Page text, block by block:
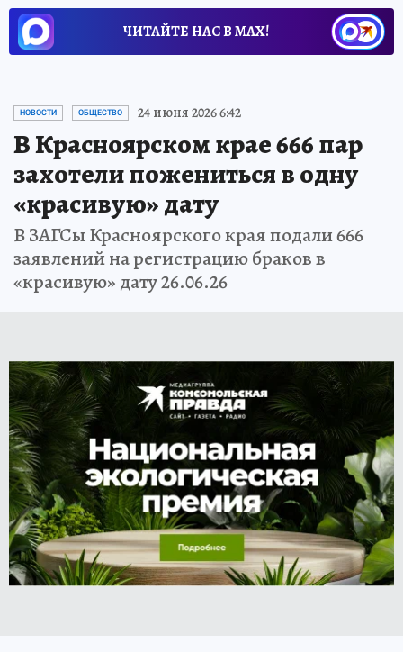
ЧИТАЙТЕ НАС В МАХ!
НОВОСТИ ОБЩЕСТВО 24 июня 2026 6:42
В Красноярском крае 666 пар
захотели пожениться в одну
«красивую» дату
В ЗАГСы Красноярского края подали 666
заявлений на регистрацию браков в
«красивую» дату 26.06.26